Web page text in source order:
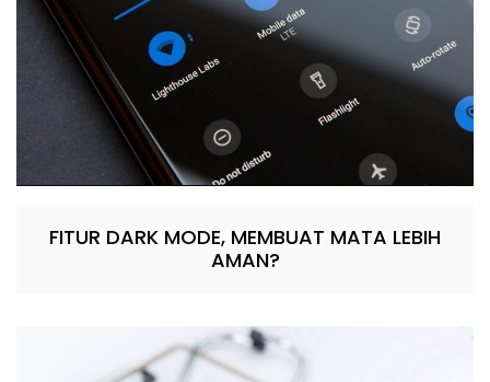
FITUR DARK MODE, MEMBUAT MATA LEBIH
AMAN?